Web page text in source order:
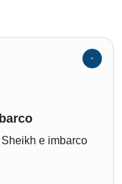
e imbarco